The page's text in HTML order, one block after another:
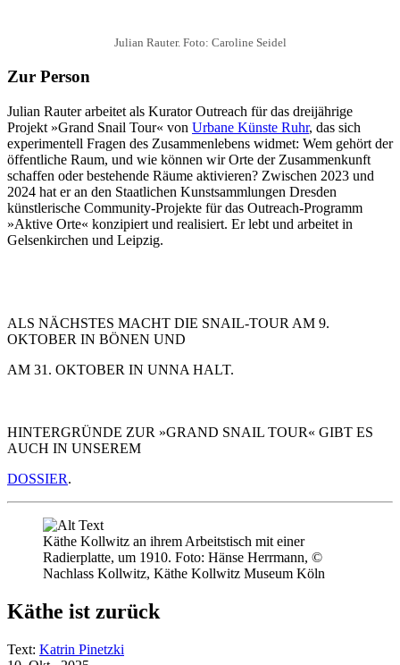
Julian Rauter. Foto: Caroline Seidel
Zur Person
Julian Rauter arbeitet als Kurator Outreach für das dreijährige
Projekt »Grand Snail Tour« von Urbane Künste Ruhr, das sich
experimentell Fragen des Zusammenlebens widmet: Wem gehört der
öffentliche Raum, und wie können wir Orte der Zusammenkunft
schaffen oder bestehende Räume aktivieren? Zwischen 2023 und
2024 hat er an den Staatlichen Kunstsammlungen Dresden
künstlerische Community-Projekte für das Outreach-Programm
»Aktive Orte« konzipiert und realisiert. Er lebt und arbeitet in
Gelsenkirchen und Leipzig.
ALS NÄCHSTES MACHT DIE SNAIL-TOUR AM 9.
OKTOBER IN BÖNEN UND
AM 31. OKTOBER IN UNNA HALT.
HINTERGRÜNDE ZUR »GRAND SNAIL TOUR« GIBT ES
AUCH IN UNSEREM
DOSSIER.
Käthe Kollwitz an ihrem Arbeitstisch mit einer
Radierplatte, um 1910. Foto: Hänse Herrmann, ©
Nachlass Kollwitz, Käthe Kollwitz Museum Köln
Käthe ist zurück
Text: Katrin Pinetzki